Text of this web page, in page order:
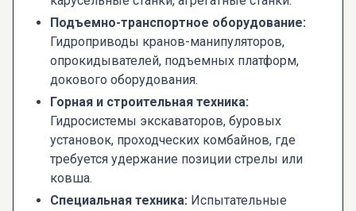
Подъемно-транспортное оборудование:
Гидроприводы кранов-манипуляторов,
опрокидывателей, подъемных платформ,
докового оборудования.
Горная и строительная техника:
Гидросистемы экскаваторов, буровых
установок, проходческих комбайнов, где
требуется удержание позиции стрелы или
ковша.
Специальная техника: Испытательные